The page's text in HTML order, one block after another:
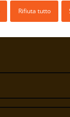
Rifiuta tutto